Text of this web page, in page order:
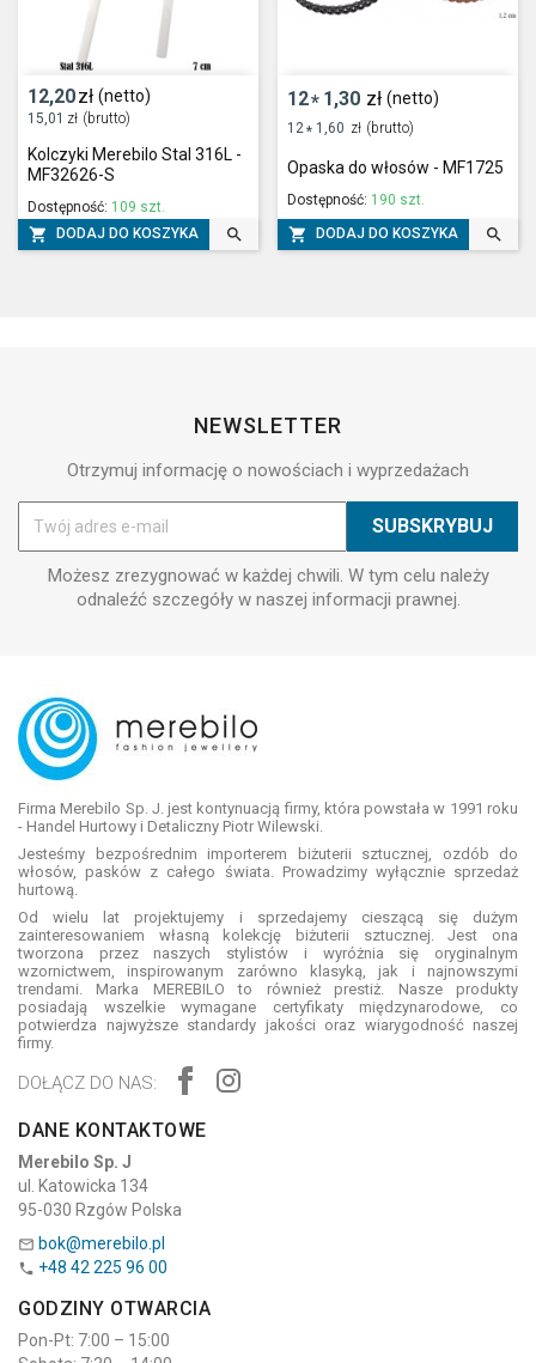
12,20zł (netto)
15,01 zł (brutto)
Kolczyki Merebilo Stal 316L -
MF32626-S
Dostępność: 109 szt.
 DODAJ DO KOSZYKA 
12* 1,30 zł (netto)
12* 1,60 zł (brutto)
Opaska do włosów - MF1725
Dostępność: 190 szt.
 DODAJ DO KOSZYKA 
NEWSLETTER
Otrzymuj informację o nowościach i wyprzedażach
Możesz zrezygnować w każdej chwili. W tym celu należy
odnaleźć szczegóły w naszej informacji prawnej.
Firma Merebilo Sp. J. jest kontynuacją firmy, która powstała w 1991 roku
- Handel Hurtowy i Detaliczny Piotr Wilewski.
Jesteśmy bezpośrednim importerem biżuterii sztucznej, ozdób do
włosów, pasków z całego świata. Prowadzimy wyłącznie sprzedaż
hurtową.
Od wielu lat projektujemy i sprzedajemy cieszącą się dużym
zainteresowaniem własną kolekcję biżuterii sztucznej. Jest ona
tworzona przez naszych stylistów i wyróżnia się oryginalnym
wzornictwem, inspirowanym zarówno klasyką, jak i najnowszymi
trendami. Marka MEREBILO to również prestiż. Nasze produkty
posiadają wszelkie wymagane certyfikaty międzynarodowe, co
potwierdza najwyższe standardy jakości oraz wiarygodność naszej
firmy.
DOŁĄCZ DO NAS:
DANE KONTAKTOWE
Merebilo Sp. J
ul. Katowicka 134
95-030 Rzgów Polska
 bok@merebilo.pl
 +48 42 225 96 00
GODZINY OTWARCIA
Pon-Pt: 7:00 – 15:00